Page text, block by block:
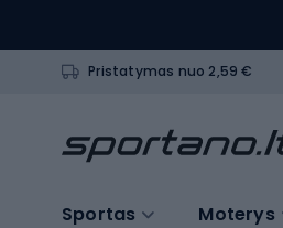
Pristatymas nuo 2,59 €
Sportas Moterys